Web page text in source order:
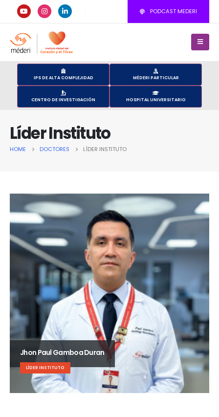
PODCAST MEDERI
IPS DE ALTA COMPLEJIDAD MÉDERI PARTICULAR
CENTRO DE INVESTIGACIÓN HOSPITAL UNIVERSITARIO
Líder Instituto
HOME DOCTORES LÍDER INSTITUTO
Jhon Paul Gamboa Duran
LÍDER INSTITUTO